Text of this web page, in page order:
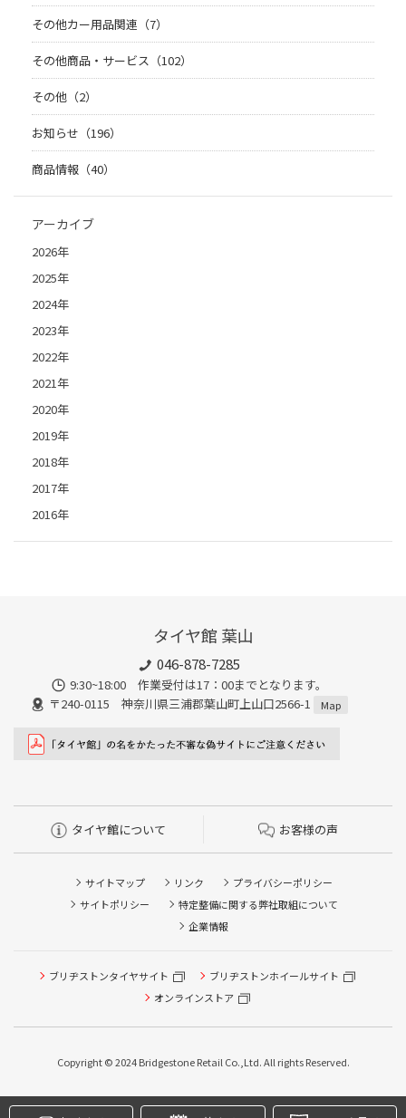
その他カー用品関連（7）
その他商品・サービス（102）
その他（2）
お知らせ（196）
商品情報（40）
アーカイブ
2026年
2025年
2024年
2023年
2022年
2021年
2020年
2019年
2018年
2017年
2016年
タイヤ館 葉山
046-878-7285
9:30~18:00 作業受付は17：00までとなります。
〒240-0115 神奈川県三浦郡葉山町上山口2566-1
Map
タイヤ館について お客様の声
サイトマップ リンク
プライバシーポリシー
サイトポリシー
特定整備に関する弊社取組について
企業情報
ブリヂストンタイヤサイト
ブリヂストンホイールサイト
オンラインストア
Copyright © 2024 Bridgestone Retail Co.,Ltd. All rights Reserved.
タイヤ点検・安全点検/タイヤ履き替え/オイル交換/その他
ピット作業の予約
本日のタイヤ履き替え順番待ち予約 ※クローク契約会員の